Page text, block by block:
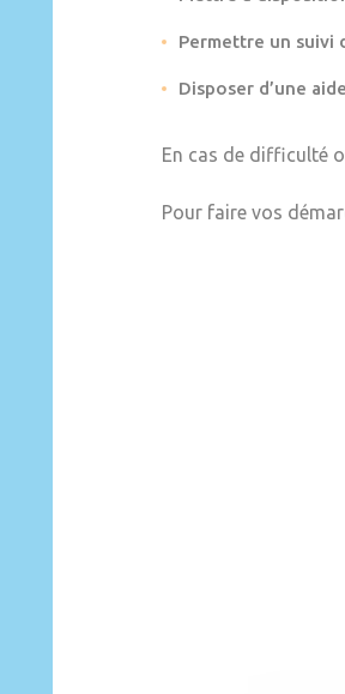
Permettre un suivi
Disposer d’une
En cas de difficulté
Pour faire vos